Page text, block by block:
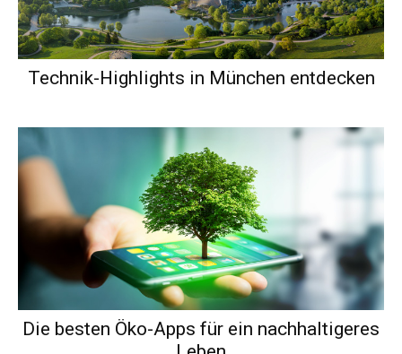
Technik-Highlights in München entdecken
Die besten Öko-Apps für ein nachhaltigeres